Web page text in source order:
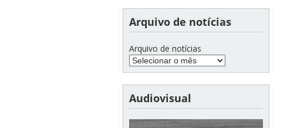
Arquivo de notícias
Arquivo de notícias
Audiovisual